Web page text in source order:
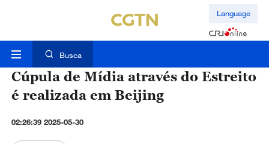
Language
Busca
Cúpula de Mídia através do Estreito
é realizada em Beijing
02:26:39 2025-05-30